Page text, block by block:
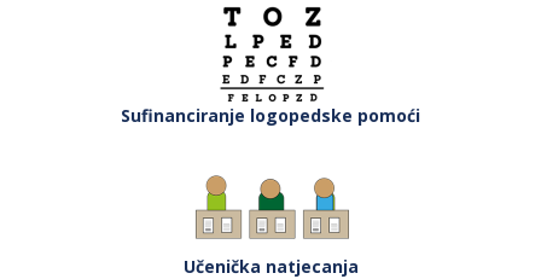
Sufinanciranje logopedske pomoći
Učenička natjecanja